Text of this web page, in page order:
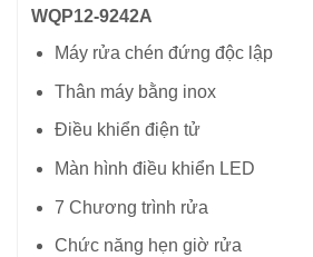
WQP12-9242A
Máy rửa chén đứng độc lập
Thân máy bằng inox
Điều khiển điện tử
Màn hình điều khiển LED
7 Chương trình rửa
Chức năng hẹn giờ rửa